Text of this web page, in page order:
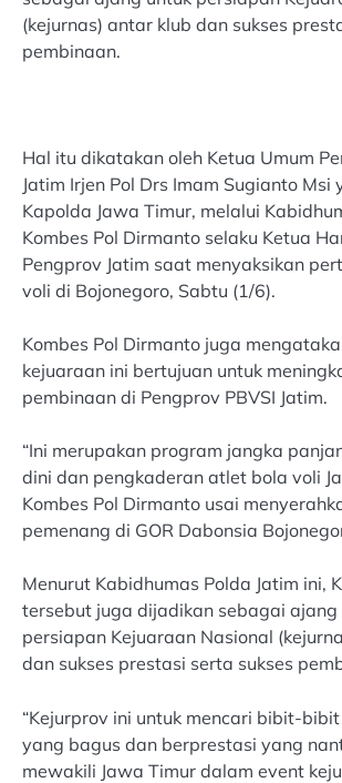
(kejurnas) antar klub dan sukses
pembinaan.
Hal itu dikatakan oleh Ketua Umum
Jatim Irjen Pol Drs Imam Sugianto Msi
Kapolda Jawa Timur, melalui
Kombes Pol Dirmanto selaku Ketua
Pengprov Jatim saat menyaksikan
voli di Bojonegoro, Sabtu (1/6).
Kombes Pol Dirmanto juga
kejuaraan ini bertujuan untuk
pembinaan di Pengprov PBVSI Jatim.
“Ini merupakan program jangka
dini dan pengkaderan atlet bola voli
Kombes Pol Dirmanto usai
pemenang di GOR Dabonsia
Menurut Kabidhumas Polda Jatim ini,
tersebut juga dijadikan sebagai ajang
persiapan Kejuaraan Nasional
dan sukses prestasi serta sukses
“Kejurprov ini untuk mencari bibit-
yang bagus dan berprestasi yang
mewakili Jawa Timur dalam event